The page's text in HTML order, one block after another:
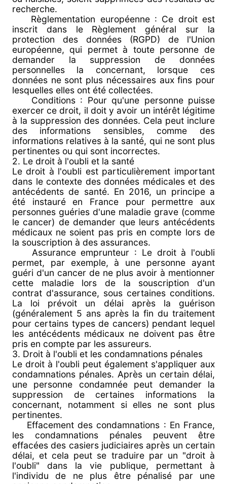
recherche.
Règlementation européenne : Ce droit est
inscrit dans le Règlement général sur la
protection des données (RGPD) de l'Union
européenne, qui permet à toute personne de
demander la suppression de données
personnelles la concernant, lorsque ces
données ne sont plus nécessaires aux fins pour
lesquelles elles ont été collectées.
Conditions : Pour qu'une personne puisse
exercer ce droit, il doit y avoir un intérêt légitime
à la suppression des données. Cela peut inclure
des informations sensibles, comme des
informations relatives à la santé, qui ne sont plus
pertinentes ou qui sont incorrectes.
2. Le droit à l'oubli et la santé
Le droit à l'oubli est particulièrement important
dans le contexte des données médicales et des
antécédents de santé. En 2016, un principe a
été instauré en France pour permettre aux
personnes guéries d'une maladie grave (comme
le cancer) de demander que leurs antécédents
médicaux ne soient pas pris en compte lors de
la souscription à des assurances.
Assurance emprunteur : Le droit à l'oubli
permet, par exemple, à une personne ayant
guéri d'un cancer de ne plus avoir à mentionner
cette maladie lors de la souscription d'un
contrat d'assurance, sous certaines conditions.
La loi prévoit un délai après la guérison
(généralement 5 ans après la fin du traitement
pour certains types de cancers) pendant lequel
les antécédents médicaux ne doivent pas être
pris en compte par les assureurs.
3. Droit à l'oubli et les condamnations pénales
Le droit à l'oubli peut également s'appliquer aux
condamnations pénales. Après un certain délai,
une personne condamnée peut demander la
suppression de certaines informations la
concernant, notamment si elles ne sont plus
pertinentes.
Effacement des condamnations : En France,
les condamnations pénales peuvent être
effacées des casiers judiciaires après un certain
délai, et cela peut se traduire par un "droit à
l'oubli" dans la vie publique, permettant à
l'individu de ne plus être pénalisé par une